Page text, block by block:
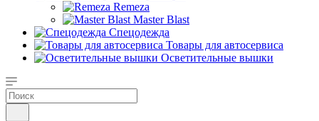
Remeza
Master Blast
Спецодежда
Товары для автосервиса
Осветительные вышки